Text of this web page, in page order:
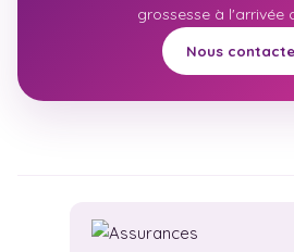
grossesse à l'arrivée
Nous